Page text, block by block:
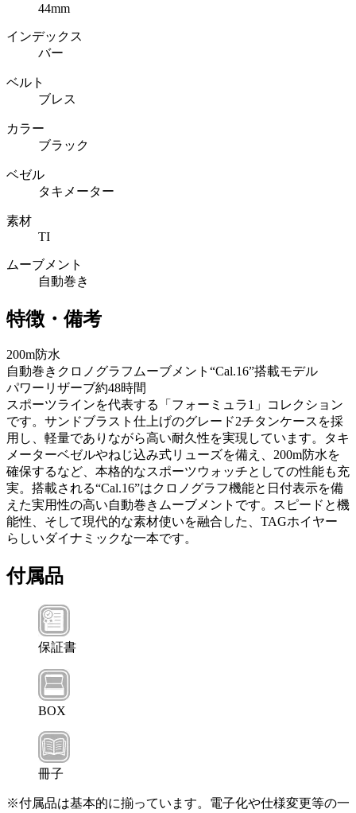
44mm
インデックス
バー
ベルト
ブレス
カラー
ブラック
ベゼル
タキメーター
素材
TI
ムーブメント
自動巻き
特徴・備考
200m防水
自動巻きクロノグラフムーブメント“Cal.16”搭載モデル
パワーリザーブ約48時間
スポーツラインを代表する「フォーミュラ1」コレクション
です。サンドブラスト仕上げのグレード2チタンケースを採
用し、軽量でありながら高い耐久性を実現しています。タキ
メーターベゼルやねじ込み式リューズを備え、200m防水を
確保するなど、本格的なスポーツウォッチとしての性能も充
実。搭載される“Cal.16”はクロノグラフ機能と日付表示を備
えた実用性の高い自動巻きムーブメントです。スピードと機
能性、そして現代的な素材使いを融合した、TAGホイヤー
らしいダイナミックな一本です。
付属品
保証書
BOX
冊子
※付属品は基本的に揃っています。電子化や仕様変更等の一